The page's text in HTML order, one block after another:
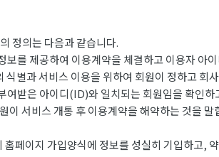
정의는 다음과 같습니다.
보를 제공하여 이용계약을 체결하고 이용자 아
별과 서비스 이용을 위하여 회원이 정하고 회
여받은 아이디(ID)와 일치되는 회원임을 확인
이 서비스 개통 후 이용계약을 해약하는 것을 말
페이지 가입양식에 정보를 성실히 기입하고,